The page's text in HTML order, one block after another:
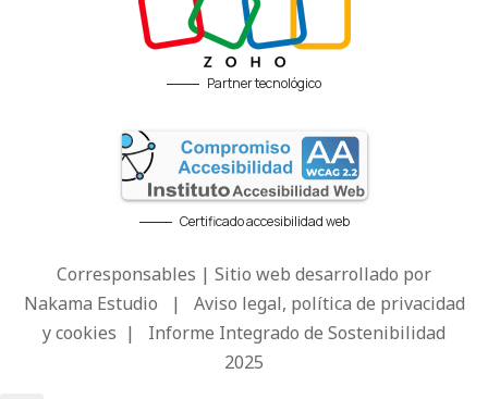
Partner tecnológico
Certificado accesibilidad web
Corresponsables | Sitio web desarrollado por
Nakama Estudio | Aviso legal, política de privacidad
y cookies | Informe Integrado de Sostenibilidad
2025